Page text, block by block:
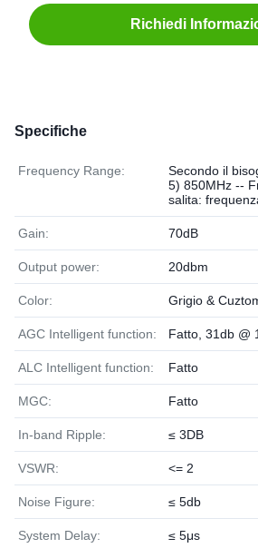
Richiedi
Specifiche
Frequency Range:
Secondo il
5) 850MHz --
salita:
Gain: 70dB
Output power: 20dbm
Color: Grigio &
AGC Intelligent function: Fatto, 31db @
ALC Intelligent function: Fatto
MGC: Fatto
In-band Ripple: ≤ 3DB
VSWR: <= 2
Noise Figure: ≤ 5db
System Delay: ≤ 5μs